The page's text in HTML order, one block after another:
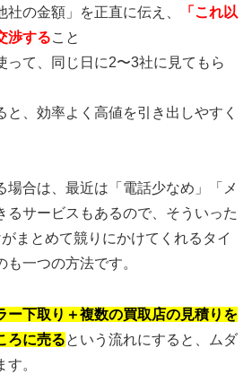
社の金額」を正直に伝え、
「これ以
渉すること
って、同じ日に2〜3社に見てもら
と、効率よく高値を引き出しやすく
場合は、最近は「電話少なめ」「メ
るサービスもあるので、そういった
まとめて競りにかけてくれるタイ
一つの方法です。
ー下取り＋複数の買取店の見積りを
ろに売るという流れにすると、ムダ
。